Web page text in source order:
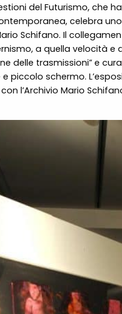
del Futurismo, che
celebra
Schifano. Il
a quella velocità
delle trasmissioni” e
piccolo schermo.
l’Archivio Mario